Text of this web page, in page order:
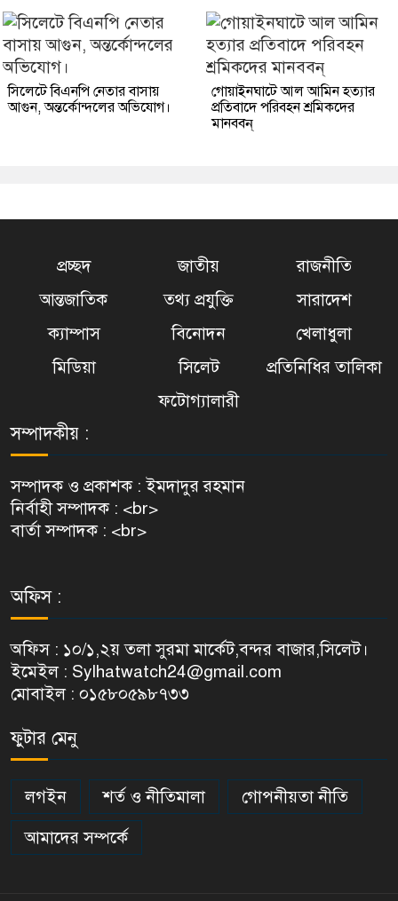
সিলেটে বিএনপি নেতার বাসায়
আগুন, অন্তর্কোন্দলের অভিযোগ।
গোয়াইনঘাটে আল আমিন হত্যার
প্রতিবাদে পরিবহন শ্রমিকদের
মানববন্
প্রচ্ছদ জাতীয়
রাজনীতি
আন্তজাতিক
তথ্য প্রযুক্তি
সারাদেশ
ক্যাম্পাস
বিনোদন
খেলাধুলা
মিডিয়া
সিলেট
প্রতিনিধির তালিকা
ফটোগ্যালারী
সম্পাদকীয় :
সম্পাদক ও প্রকাশক : ইমদাদুর রহমান
নির্বাহী সম্পাদক : <br>
বার্তা সম্পাদক : <br>
অফিস :
অফিস : ১০/১,২য় তলা সুরমা মার্কেট,বন্দর বাজার,সিলেট।
ইমেইল : Sylhatwatch24@gmail.com
মোবাইল : ০১৫৮০৫৯৮৭৩৩
ফুটার মেনু
লগইন শর্ত ও নীতিমালা
গোপনীয়তা নীতি
আমাদের সম্পর্কে